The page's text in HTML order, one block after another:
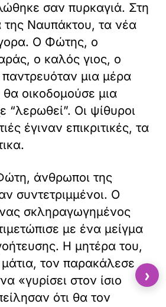
σαν πυρκαγιά. Στη
της Ναυπάκτου, τα νέα
Ο Φώτης, ο
ο καλός γιος, ο
μια μέρα
οικοδομούσε μια
“λερωθεί”. Οι ψίθυροι
έγιναν επικριτικές, τα
άνθρωποι της
συντετριμμένοι. Ο
σκληραγωγημένος
με ένα μείγμα
Η μητέρα του,
τον παρακάλεσε
«γυρίσει στον ίσιο
ότι θα τον
›